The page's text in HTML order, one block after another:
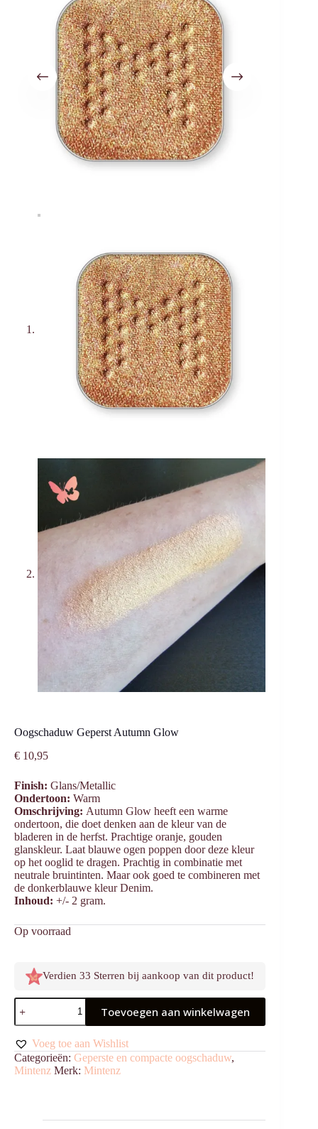
Oogschaduw Geperst Autumn Glow
€ 10,95
Finish: Glans/Metallic
Ondertoon: Warm
Omschrijving: Autumn Glow heeft een warme
ondertoon, die doet denken aan de kleur van de
bladeren in de herfst. Prachtige oranje, gouden
glanskleur. Laat blauwe ogen poppen door deze kleur
op het ooglid te dragen. Prachtig in combinatie met
neutrale bruintinten. Maar ook goed te combineren met
de donkerblauwe kleur Denim.
Inhoud: +/- 2 gram.
Op voorraad
Verdien 33 Sterren bij aankoop van dit product!
Oogschaduw
Geperst
Autumn
Glow
aantal
Toevoegen aan winkelwagen
Voeg toe aan Wishlist
Categorieën: Geperste en compacte oogschaduw,
Mintenz Merk: Mintenz